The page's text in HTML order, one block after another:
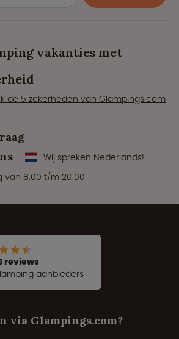
vakanties met
de 5 zekerheden van Glampings.com
Wij spreken Nederlands!
van 8:00 t/m 20:00
reviews
aanbieders
via Glampings.com?